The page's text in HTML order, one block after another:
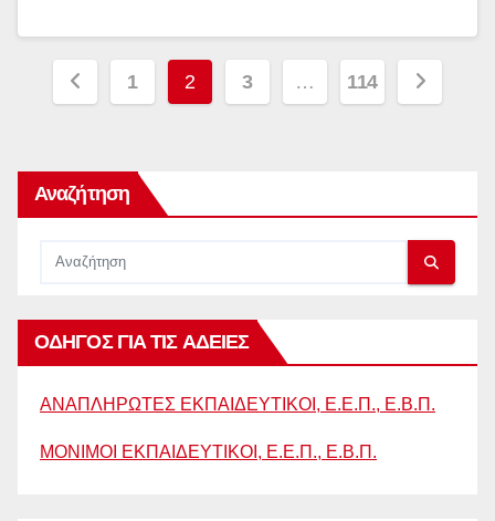
Σελιδοποίηση
1 2 3 … 114
Αναζήτηση
ΟΔΗΓΟΣ ΓΙΑ ΤΙΣ ΑΔΕΙΕΣ
ΑΝΑΠΛΗΡΩΤΕΣ ΕΚΠΑΙΔΕΥΤΙΚΟΙ, Ε.Ε.Π., Ε.Β.Π.
ΜΟΝΙΜΟΙ ΕΚΠΑΙΔΕΥΤΙΚΟΙ, Ε.Ε.Π., Ε.Β.Π.